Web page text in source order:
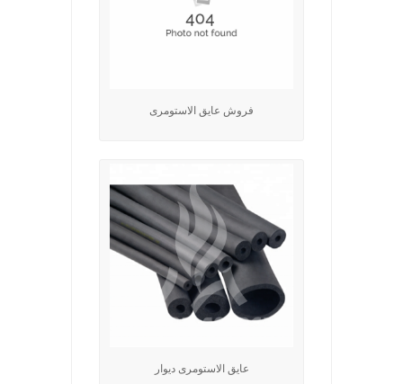
فروش عایق الاستومری
عایق الاستومری دیوار